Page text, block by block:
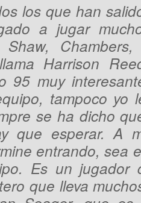
los que han
a jugar
Harrison
95 muy
tampoco yo
se ha dicho
que esperar. A
entrando, sea
Es un jugador
que lleva